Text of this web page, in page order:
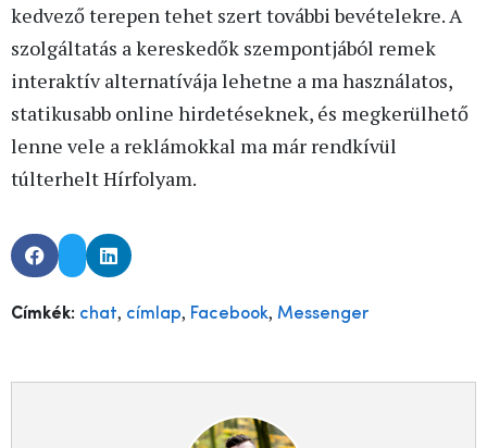
kedvező terepen tehet szert további bevételekre. A
szolgáltatás a kereskedők szempontjából remek
interaktív alternatívája lehetne a ma használatos,
statikusabb online hirdetéseknek, és megkerülhető
lenne vele a reklámokkal ma már rendkívül
túlterhelt Hírfolyam.
Címkék: chat, címlap, Facebook, Messenger